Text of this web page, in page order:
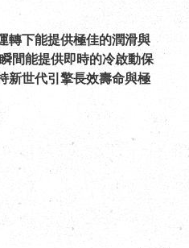
轉下能提供極佳的潤滑與
間能提供即時的冷啟動保
新世代引擎長效壽命與極